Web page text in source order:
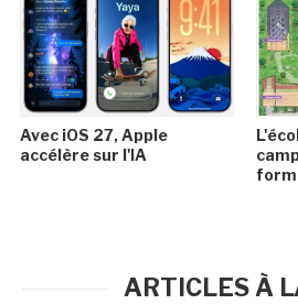
Avec iOS 27, Apple
accélère sur l'IA
ARTICLES À